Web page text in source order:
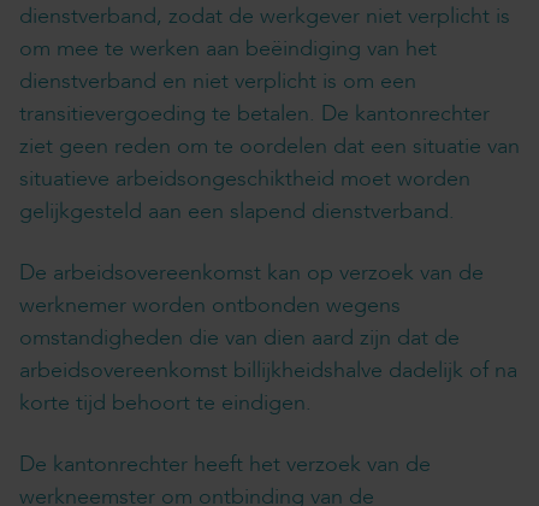
dienstverband, zodat de werkgever niet verplicht is
om mee te werken aan beëindiging van het
dienstverband en niet verplicht is om een
transitievergoeding te betalen. De kantonrechter
ziet geen reden om te oordelen dat een situatie van
situatieve arbeidsongeschiktheid moet worden
gelijkgesteld aan een slapend dienstverband.
De arbeidsovereenkomst kan op verzoek van de
werknemer worden ontbonden wegens
omstandigheden die van dien aard zijn dat de
arbeidsovereenkomst billijkheidshalve dadelijk of na
korte tijd behoort te eindigen.
De kantonrechter heeft het verzoek van de
werkneemster om ontbinding van de